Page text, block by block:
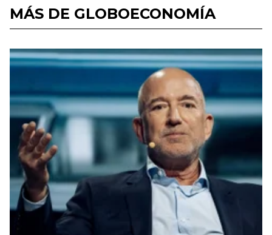
MÁS DE GLOBOECONOMÍA